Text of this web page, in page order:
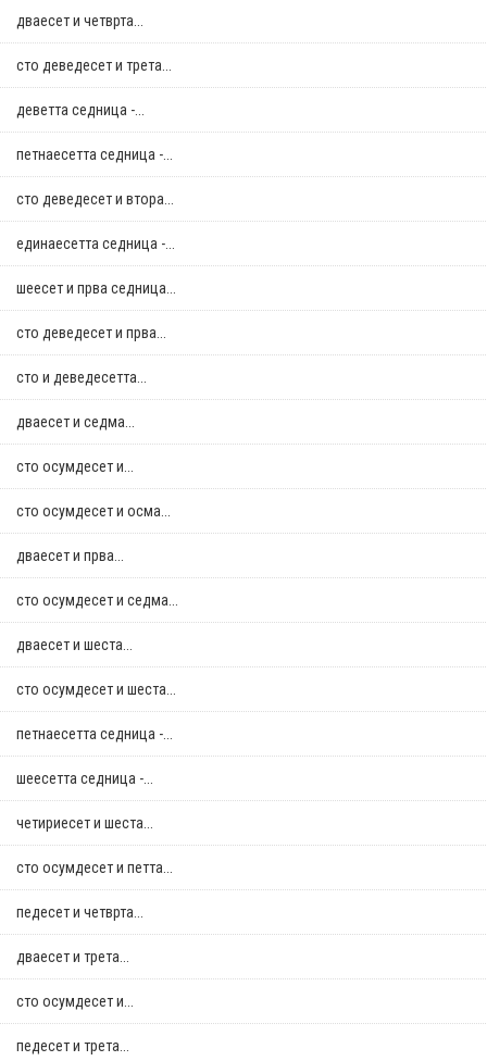
дваесет и четврта...
сто деведесет и трета...
деветта седница -...
петнаесетта седница -...
сто деведесет и втора...
единаесетта седница -...
шеесет и прва седница...
сто деведесет и прва...
сто и деведесетта...
дваесет и седма...
сто осумдесет и...
сто осумдесет и осма...
дваесет и прва...
сто осумдесет и седма...
дваесет и шеста...
сто осумдесет и шеста...
петнаесетта седница -...
шеесетта седница -...
четириесет и шеста...
сто осумдесет и петта...
педесет и четврта...
дваесет и трета...
сто осумдесет и...
педесет и трета...